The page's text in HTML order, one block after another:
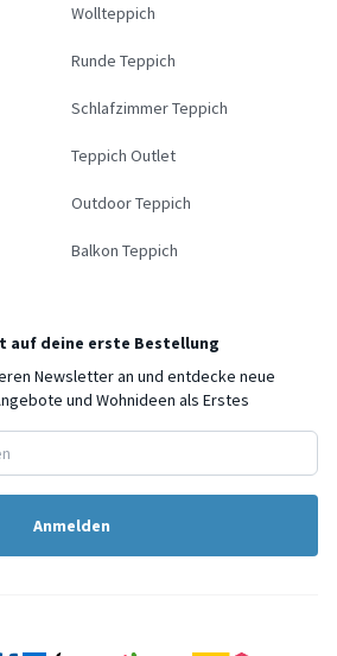
Wollteppich
Runde Teppich
Schlafzimmer Teppich
Teppich Outlet
Outdoor Teppich
Balkon Teppich
auf deine erste Bestellung
Newsletter an und entdecke neue
und Wohnideen als Erstes
Anmelden